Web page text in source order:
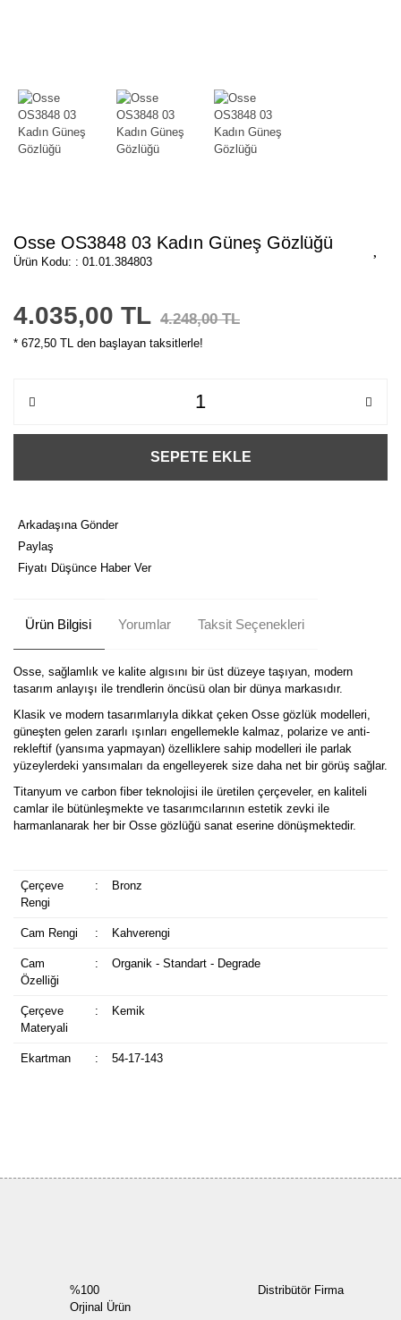
Osse OS3848 03 Kadın Güneş Gözlüğü
Ürün Kodu: : 01.01.384803
4.035,00 TL 4.248,00 TL
* 672,50 TL den başlayan taksitlerle!
SEPETE EKLE
Arkadaşına Gönder
Paylaş
Fiyatı Düşünce Haber Ver
Ürün Bilgisi Yorumlar Taksit Seçenekleri
Osse, sağlamlık ve kalite algısını bir üst düzeye taşıyan, modern
tasarım anlayışı ile trendlerin öncüsü olan bir dünya markasıdır.
Klasik ve modern tasarımlarıyla dikkat çeken Osse gözlük modelleri,
güneşten gelen zararlı ışınları engellemekle kalmaz, polarize ve anti-
rekleftif (yansıma yapmayan) özelliklere sahip modelleri ile parlak
yüzeylerdeki yansımaları da engelleyerek size daha net bir görüş sağlar.
Titanyum ve carbon fiber teknolojisi ile üretilen çerçeveler, en kaliteli
camlar ile bütünleşmekte ve tasarımcılarının estetik zevki ile
harmanlanarak her bir Osse gözlüğü sanat eserine dönüşmektedir.
Çerçeve
Rengi
: Bronz
Cam Rengi : Kahverengi
Cam
Özelliği
: Organik - Standart - Degrade
Çerçeve
Materyali
: Kemik
Ekartman : 54-17-143
%100
Orjinal Ürün
Distribütör Firma